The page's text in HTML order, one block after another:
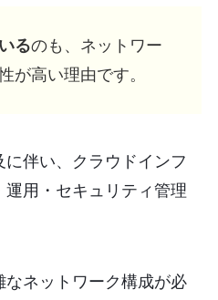
るのも、ネットワー
が高い理由です。
伴い、クラウドインフ
用・セキュリティ管理
なネットワーク構成が必